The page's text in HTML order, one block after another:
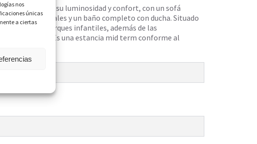
nos
únicas
a ciertas
destaca por su luminosidad y confort, con un sofá
individuales y un baño completo con ducha. Situado
parques infantiles, además de las
11 noches. Es una estancia mid term conforme al